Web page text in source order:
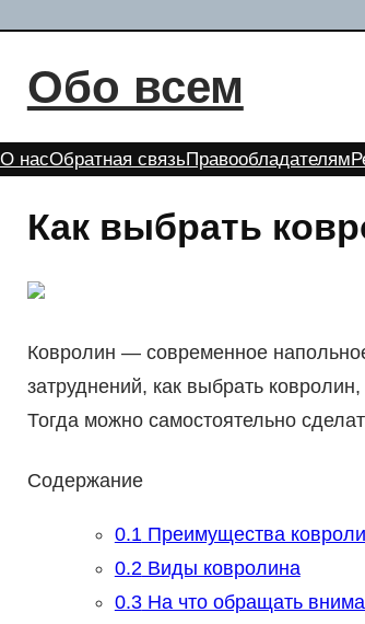
содержимому
Обо всем
О насОбратная связьПравообладателям
Как выбрать
Ковролин — современное
затруднений, как выбрать
Тогда можно самостоятельно
Содержание
0.1Преимущества
0.2Виды ковролина
0.3На что обращать